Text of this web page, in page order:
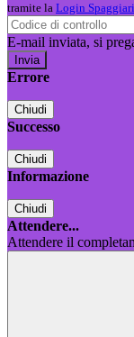
tramite la Login Spaggiari
E-mail inviata, si
Errore
Chiudi
Successo
Chiudi
Informazione
Chiudi
Attendere...
Attendere il